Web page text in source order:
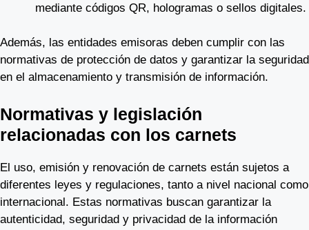
mediante códigos QR, hologramas o sellos digitales.
Además, las entidades emisoras deben cumplir con las
normativas de protección de datos y garantizar la seguridad
en el almacenamiento y transmisión de información.
Normativas y legislación
relacionadas con los carnets
El uso, emisión y renovación de carnets están sujetos a
diferentes leyes y regulaciones, tanto a nivel nacional como
internacional. Estas normativas buscan garantizar la
autenticidad, seguridad y privacidad de la información